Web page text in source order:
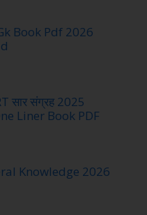
Book Pdf 2026
सार संग्रह 2025
Liner Book PDF
Knowledge 2026